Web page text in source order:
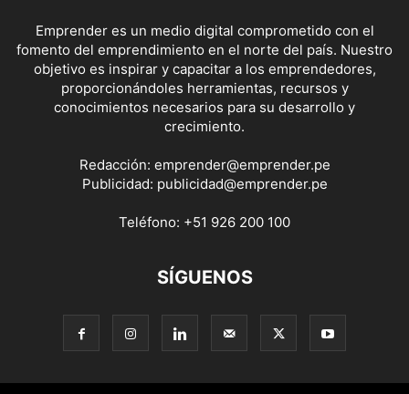
Emprender es un medio digital comprometido con el
fomento del emprendimiento en el norte del país. Nuestro
objetivo es inspirar y capacitar a los emprendedores,
proporcionándoles herramientas, recursos y
conocimientos necesarios para su desarrollo y
crecimiento.
Redacción: emprender@emprender.pe
Publicidad: publicidad@emprender.pe
Teléfono: +51 926 200 100
SÍGUENOS